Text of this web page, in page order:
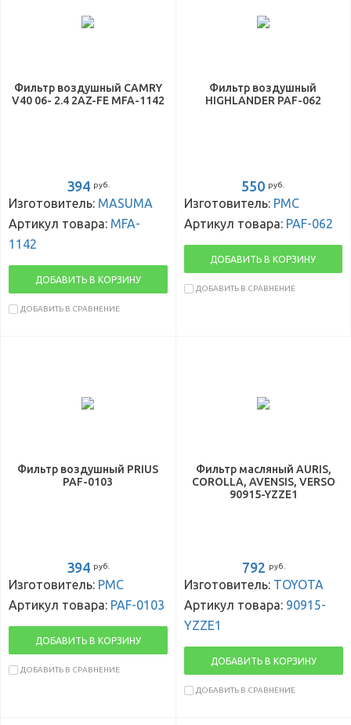
Фильтр воздушный CAMRY
V40 06- 2.4 2AZ-FE MFA-1142
394 руб.
Изготовитель: MASUMA
Артикул товара: MFA-
1142
ДОБАВИТЬ В КОРЗИНУ
ДОБАВИТЬ В СРАВНЕНИЕ
Фильтр воздушный
HIGHLANDER PAF-062
550 руб.
Изготовитель: PMC
Артикул товара: PAF-062
ДОБАВИТЬ В КОРЗИНУ
ДОБАВИТЬ В СРАВНЕНИЕ
Фильтр воздушный PRIUS
PAF-0103
394 руб.
Изготовитель: PMC
Артикул товара: PAF-0103
ДОБАВИТЬ В КОРЗИНУ
ДОБАВИТЬ В СРАВНЕНИЕ
Фильтр масляный AURIS,
COROLLA, AVENSIS, VERSO
90915-YZZE1
792 руб.
Изготовитель: TOYOTA
Артикул товара: 90915-
YZZE1
ДОБАВИТЬ В КОРЗИНУ
ДОБАВИТЬ В СРАВНЕНИЕ